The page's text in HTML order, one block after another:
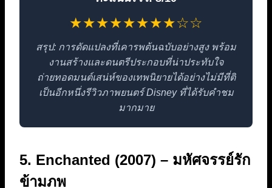
★★★★★★★★☆☆
สรุป: การดัดแปลงที่เคารพต้นฉบับอย่างสูง พร้อม
งานสร้างและดนตรีประกอบที่น่าประทับใจ
ถ่ายทอดมนต์เสน่ห์ของเทพนิยายได้อย่างไม่มีที่ติ
เป็นอีกหนึ่งรีวิวภาพยนตร์ Disney ที่ได้รับคำชม
มากมาย
5. Enchanted (2007) – มหัศจรรย์รัก
ข้ามภพ